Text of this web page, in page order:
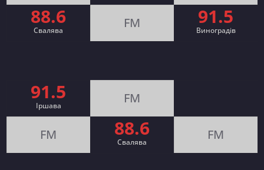
88.6
Свалява FM 91.5
Виноградів
91.5
Іршава FM
FM 88.6
Cвалява FM